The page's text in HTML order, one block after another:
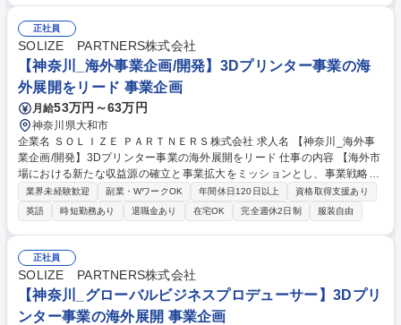
■情報セキュリティマネジメントシステムの強化 ■外部監査・法令遵守対
応、内部統制の推進 ■経営層やシステム部門長からの特命案件対応 【業務
内容の変更範囲】当社の指定する業務 募集職種 【IT企画・統制】ISMS・
Pマーク/週4在宅可/医療×IT/国内トップ
正社員
SOLIZE PARTNERS株式会社
【神奈川_海外事業企画/開発】3Dプリンター事業の海
外展開をリード 事業企画
月給53万円～63万円
神奈川県大和市
企業名 ＳＯＬＩＺＥ ＰＡＲＴＮＥＲＳ株式会社 求人名 【神奈川_海外事
業企画/開発】3Dプリンター事業の海外展開をリード 仕事の内容 【海外市
場における新たな収益源の確立と事業拡大をミッションとし、事業戦略の
立案から実行までを一貫してリード】業務裁量が大きく、自ら描いたビジ
ネスデザインを形にできる点が本ポジションの醍醐味です。 【具体的な業
務内容】■海外市場の徹底的な調査と新規ビジネス戦略の立案 ■3Dプリン
ター関連ビジネスの海外向け事業モデル構築と推進 ■海外グループ会社や
現地サプライヤーとの連携体制構築 ■新規ビジネス創出のためのパートナ
ーシップ開拓と交渉 ■海外事業の事業計画策定、予実管理、進捗管理と改
善 ■海外展開における課題特定と解決策の立案・実行 募集職種 【神奈川_
海外事業企画/開発】3Dプリンター事業の海外展開をリード
業界未経験歓迎 副業・WワークOK 年間休日120日以上
資格取得支援あり
英語
時短勤務あり 退職金あり 在宅OK 完全週休2日制 服装自由
正社員
SOLIZE PARTNERS株式会社
【神奈川_グローバルビジネスプロデューサー】3Dプリ
ンター事業の海外展開 事業企画